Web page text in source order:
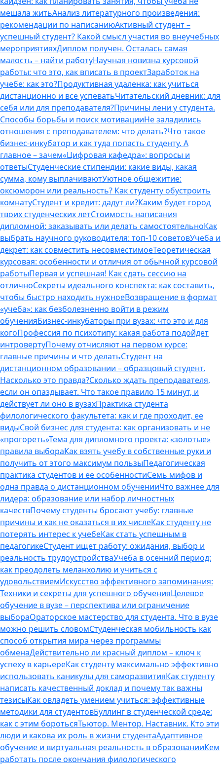
мешала житьАнализ литературного произведения:
рекомендации по написаниюАктивный студент –
успешный студент? Какой смысл участия во внеучебных
мероприятияхДиплом получен. Осталась самая
малость – найти работуНаучная новизна курсовой
работы: что это, как вписать в проектЗаработок на
учебе: как это?Продуктивная удаленка: как учиться
дистанционно и все успеватьЧитательский дневник: для
себя или для преподавателя?Причины лени у студента.
Способы борьбы и поиск мотивацииНе заладились
отношения с преподавателем: что делать?Что такое
бизнес-инкубатор и как туда попасть студенту. А
главное – зачем«Цифровая кафедра»: вопросы и
ответыСтуденческие стипендии: какие виды, какая
сумма, кому выплачиваютУютное общежитие:
оксюморон или реальность? Как студенту обустроить
комнатуСтудент и кредит: дадут ли?Каким будет город
твоих студенческих летСтоимость написания
дипломной: заказывать или делать самостоятельноКак
выбрать научного руководителя: топ-10 советовУчеба и
декрет: как совместить несовместимоеТеоретическая
курсовая: особенности и отличия от обычной курсовой
работыПервая и успешная! Как сдать сессию на
отличноСекреты идеального конспекта: как составить,
чтобы быстро находить нужноеВозвращение в формат
«учеба»: как безболезненно войти в режим
обученияБизнес-инкубаторы при вузах: что это и для
когоПрофессия по психотипу: какая работа подойдет
интровертуПочему отчисляют на первом курсе:
главные причины и что делатьСтудент на
дистанционном образовании – образцовый студент.
Насколько это правда?Сколько ждать преподавателя,
если он опаздывает. Что такое правило 15 минут, и
действует ли оно в вузахПрактика студента
филологического факультета: как и где проходит, ее
видыСвой бизнес для студента: как организовать и не
«прогореть»Тема для дипломного проекта: «золотые»
правила выбораКак взять учебу в собственные руки и
получить от этого максимум пользыПедагогическая
практика студентов и ее особенностиСемь мифов и
одна правда о дистанционном обученииЧто важнее для
лидера: образование или набор личностных
качествПочему студенты бросают учебу: главные
причины и как не оказаться в их числеКак студенту не
потерять интерес к учебеКак стать успешным в
педагогикеСтудент ищет работу: ожидания, выбор и
реальность трудоустройстваУчеба в осенний период:
как преодолеть меланхолию и учиться с
удовольствиемИскусство эффективного запоминания:
Техники и секреты для успешного обученияЦелевое
обучение в вузе – перспектива или ограничение
выбораОраторское мастерство для студента. Что в вузе
можно решить словомСтуденческая мобильность как
способ открытия мира через программы
обменаДействительно ли красный диплом – ключ к
успеху в карьереКак студенту максимально эффективно
использовать каникулы для саморазвитияКак студенту
написать качественный доклад и почему так важны
тезисыКак овладеть умением учиться: эффективные
методики для студентовБуллинг в студенческой среде:
как с этим боротьсяТьютор. Ментор. Наставник. Кто эти
люди и какова их роль в жизни студентаАдаптивное
обучение и виртуальная реальность в образованииКем
работать после окончания филологического